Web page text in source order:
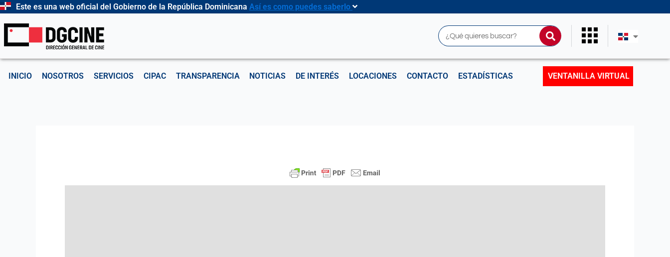
Ir
contenido
Este es una web oficial del Gobierno de la República Dominicana Así es como puedes saberlo
Buscar
INICIO NOSOTROS SERVICIOS CIPAC TRANSPARENCIA NOTICIAS DE INTERÉS LOCACIONES CONTACTO ESTADÍSTICAS VENTANILLA VIRTUAL